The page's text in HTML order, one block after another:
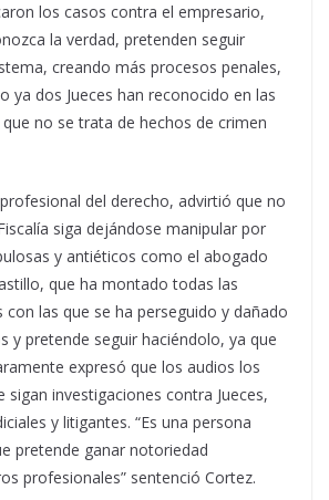
los casos contra el empresario,
la verdad, pretenden seguir
creando más procesos penales,
ya dos Jueces han reconocido en las
no se trata de hechos de crimen
del derecho, advirtió que no
siga dejándose manipular por
y antiéticos como el abogado
que ha montado todas las
las que se ha perseguido y dañado
y pretende seguir haciéndolo, ya que
expresó que los audios los
sigan investigaciones contra Jueces,
y litigantes. “Es una persona
pretende ganar notoriedad
profesionales” sentenció Cortez.